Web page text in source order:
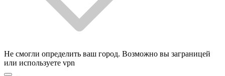
Не смогли определить ваш город. Возможно вы заграницей
или используете vpn